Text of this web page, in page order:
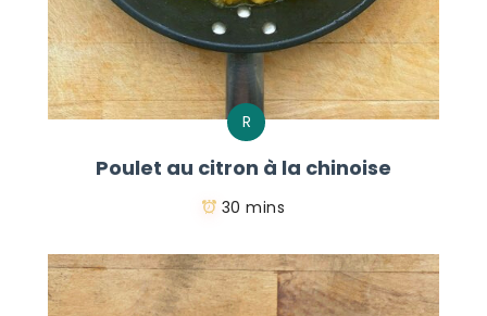
R
Poulet au citron à la chinoise
30 mins